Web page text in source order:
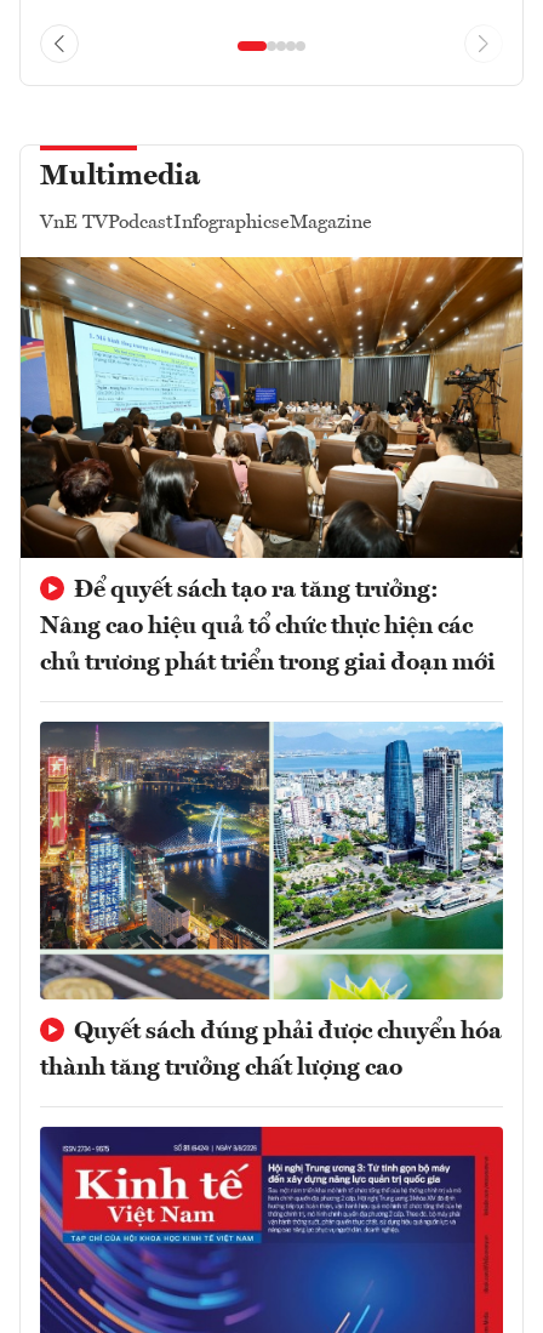
Multimedia
VnE TVPodcastInfographicseMagazine
Để quyết sách tạo ra tăng trưởng:
Nâng cao hiệu quả tổ chức thực hiện các
chủ trương phát triển trong giai đoạn mới
Quyết sách đúng phải được chuyển hóa
thành tăng trưởng chất lượng cao